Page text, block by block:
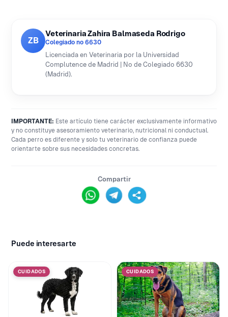
ZB
Veterinaria Zahira Balmaseda Rodrigo
Colegiado nº 6630
Licenciada en Veterinaria por la Universidad
Complutence de Madrid | Nº de Colegiado 6630
(Madrid).
IMPORTANTE: Este artículo tiene carácter exclusivamente informativo
y no constituye asesoramiento veterinario, nutricional ni conductual.
Cada perro es diferente y solo tu veterinario de confianza puede
orientarte sobre sus necesidades concretas.
Compartir
Puede interesarte
CUIDADOS CUIDADOS